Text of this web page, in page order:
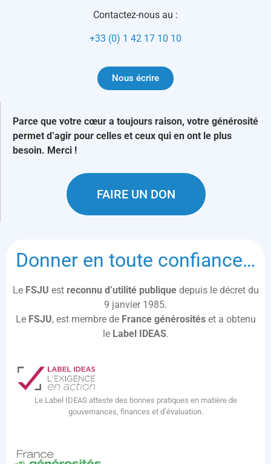
Contactez-nous au :
+33 (0) 1 42 17 10 10
Nous écrire
Parce que votre cœur a toujours raison, votre générosité
permet d’agir pour celles et ceux qui en ont le plus
besoin. Merci !
FAIRE UN DON
Donner en toute confiance…
Le FSJU est reconnu d’utilité publique depuis le décret du
9 janvier 1985.
Le FSJU, est membre de France générositéset a obtenu
le Label IDEAS.
Le Label IDEAS atteste des bonnes pratiques en matière de
gouvernances, finances et d’évaluation.